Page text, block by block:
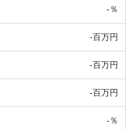
-％
-百万円
-百万円
-百万円
-％